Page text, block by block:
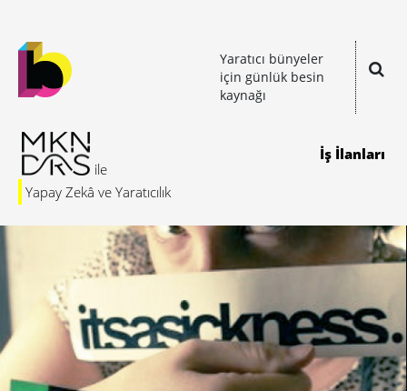
Yaratıcı bünyeler
için günlük besin
kaynağı
Yapay Zekâ ve Yaratıcılık
İş İlanları